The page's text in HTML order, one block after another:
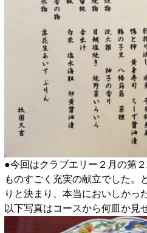
●今回はクラブエリー２月の第
ものすごく充実の献立でした。
りと決まり、本当においしか
以下写真はコースから何皿か見